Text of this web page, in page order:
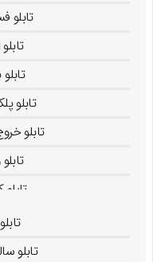
تابلو
تابلو
تابلو
تابلو